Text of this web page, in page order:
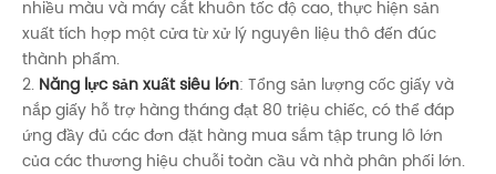
nhiều màu và máy cắt khuôn tốc độ cao, thực hiện sản
xuất tích hợp một cửa từ xử lý nguyên liệu thô đến đúc
thành phẩm.
2. Năng lực sản xuất siêu lớn: Tổng sản lượng cốc giấy và
nắp giấy hỗ trợ hàng tháng đạt 80 triệu chiếc, có thể đáp
ứng đầy đủ các đơn đặt hàng mua sắm tập trung lô lớn
của các thương hiệu chuỗi toàn cầu và nhà phân phối lớn.